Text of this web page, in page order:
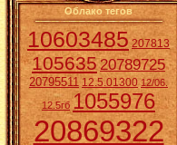
Облако тегов
10603485 207813
10563520789725
20795511 12.5.01300 12/06.
12.5гб 1055976
20869322